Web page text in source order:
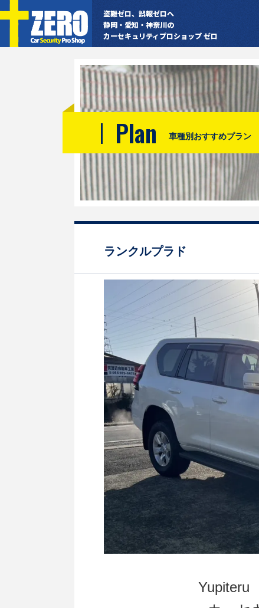
盗難ゼロ、誤報ゼロへ
静岡・愛知・神奈川の
カーセキュリティプロショップ ゼロ
Plan 車種別おすすめプラン
ランクルプラド
Yupiteru